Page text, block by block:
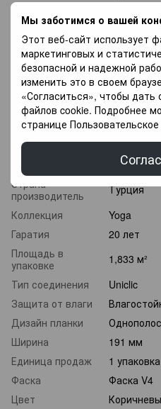
Мы заботимся о вашей
Этот веб-сайт использует
маркетинговых и
безопасной и надежной
изменить это в своем
«Согласиться», чтобы дать
файлов cookie. Подробнее
странице
специалисты с радостью Вам
Вас есть возможность
частями, и оплачивать
месяцев.
Характеристики
Класс
износостойкости
32 класс
8 мм
Страна
производитель
Турция
Коллекция
Yoga
Гаратия
20 лет
Площадь в
упаковке
1,833 м²
Тип соединения
Uniclic
Защита от влаги
Дизайн планки
Ширина
191 мм
Единица продаж
1 упаковка
Фаска
Фаска V4
Цвет